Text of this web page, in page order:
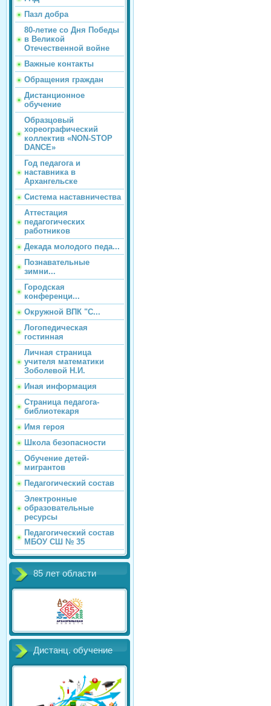
Пазл добра
80-летие со Дня Победы
в Великой
Отечественной войне
Важные контакты
Обращения граждан
Дистанционное
обучение
Образцовый
хореографический
коллектив «NON-STOP
DANCE»
Год педагога и
наставника в
Архангельске
Система наставничества
Аттестация
педагогических
работников
Декада молодого педа...
Познавательные
зимни...
Городская
конференци...
Окружной ВПК "С...
Логопедическая
гостинная
Личная страница
учителя математики
Зоболевой Н.И.
Иная информация
Страница педагога-
библиотекаря
Имя героя
Школа безопасности
Обучение детей-
мигрантов
Педагогический состав
Электронные
образовательные
ресурсы
Педагогический состав
МБОУ СШ № 35
85 лет области
Дистанц. обучение